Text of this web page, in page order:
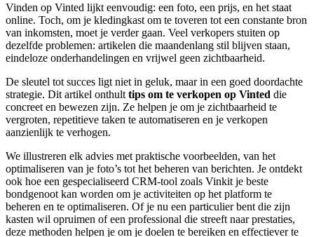
Vinden op Vinted lijkt eenvoudig: een foto, een prijs, en het staat
online. Toch, om je kledingkast om te toveren tot een constante bron
van inkomsten, moet je verder gaan. Veel verkopers stuiten op
dezelfde problemen: artikelen die maandenlang stil blijven staan,
eindeloze onderhandelingen en vrijwel geen zichtbaarheid.
De sleutel tot succes ligt niet in geluk, maar in een goed doordachte
strategie. Dit artikel onthult tips om te verkopen op Vinted die
concreet en bewezen zijn. Ze helpen je om je zichtbaarheid te
vergroten, repetitieve taken te automatiseren en je verkopen
aanzienlijk te verhogen.
We illustreren elk advies met praktische voorbeelden, van het
optimaliseren van je foto’s tot het beheren van berichten. Je ontdekt
ook hoe een gespecialiseerd CRM-tool zoals Vinkit je beste
bondgenoot kan worden om je activiteiten op het platform te
beheren en te optimaliseren. Of je nu een particulier bent die zijn
kasten wil opruimen of een professional die streeft naar prestaties,
deze methoden helpen je om je doelen te bereiken en effectiever te